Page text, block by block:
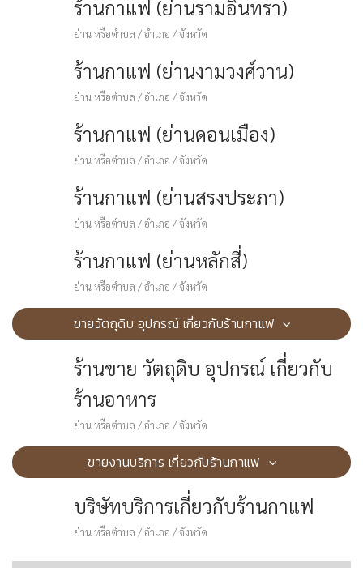
ร้านกาแฟ (ย่านรามอินทรา)
ย่าน หรือตำบล / อำเภอ / จังหวัด
ร้านกาแฟ (ย่านงามวงศ์วาน)
ย่าน หรือตำบล / อำเภอ / จังหวัด
ร้านกาแฟ (ย่านดอนเมือง)
ย่าน หรือตำบล / อำเภอ / จังหวัด
ร้านกาแฟ (ย่านสรงประภา)
ย่าน หรือตำบล / อำเภอ / จังหวัด
ร้านกาแฟ (ย่านหลักสี่)
ย่าน หรือตำบล / อำเภอ / จังหวัด
ขายวัตถุดิบ อุปกรณ์ เกี่ยวกับร้านกาแฟ
ร้านขาย วัตถุดิบ อุปกรณ์ เกี่ยวกับ
ร้านอาหาร
ย่าน หรือตำบล / อำเภอ / จังหวัด
ขายงานบริการ เกี่ยวกับร้านกาแฟ
บริษัทบริการเกี่ยวกับร้านกาแฟ
ย่าน หรือตำบล / อำเภอ / จังหวัด